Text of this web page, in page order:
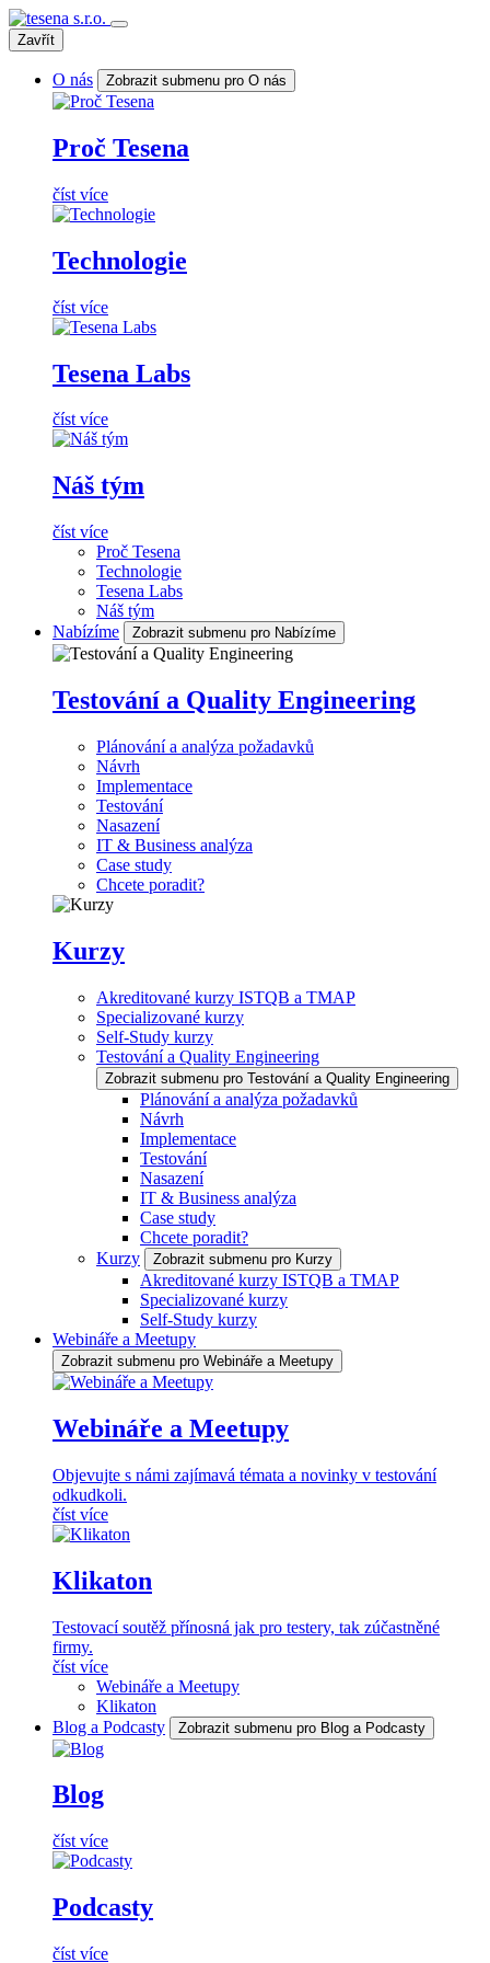
Zavřít
O nás Zobrazit submenu pro O nás
Proč Tesena
číst více
Technologie
číst více
Tesena Labs
číst více
Náš tým
číst více
Proč Tesena
Technologie
Tesena Labs
Náš tým
Nabízíme
Zobrazit submenu pro Nabízíme
Testování a Quality Engineering
Plánování a analýza požadavků
Návrh
Implementace
Testování
Nasazení
IT & Business analýza
Case study
Chcete poradit?
Kurzy
Akreditované kurzy ISTQB a TMAP
Specializované kurzy
Self-Study kurzy
Testování a Quality Engineering
Zobrazit submenu pro Testování a Quality Engineering
Plánování a analýza požadavků
Návrh
Implementace
Testování
Nasazení
IT & Business analýza
Case study
Chcete poradit?
Kurzy
Zobrazit submenu pro Kurzy
Akreditované kurzy ISTQB a TMAP
Specializované kurzy
Self-Study kurzy
Webináře a Meetupy
Zobrazit submenu pro Webináře a Meetupy
Webináře a Meetupy
Objevujte s námi zajímavá témata a novinky v testování
odkudkoli.
číst více
Klikaton
Testovací soutěž přínosná jak pro testery, tak zúčastněné
firmy.
číst více
Webináře a Meetupy
Klikaton
Blog a Podcasty
Zobrazit submenu pro Blog a Podcasty
Blog
číst více
Podcasty
číst více